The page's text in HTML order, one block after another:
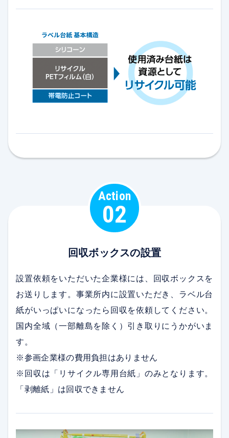
Action
02
回収ボックスの設置
設置依頼をいただいた企業様には、回収ボックスを
お送りします。事業所内に設置いただき、ラベル台
紙がいっぱいになったら回収を依頼してください。
国内全域（一部離島を除く）引き取りにうかがいま
す。
※参画企業様の費用負担はありません
※回収は「リサイクル専用台紙」のみとなります。
「剥離紙」は回収できません